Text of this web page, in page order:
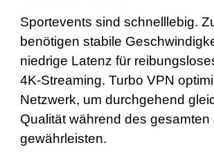
Sportevents sind schnelllebig.
benötigen stabile
niedrige Latenz für
4K-Streaming. Turbo VPN
Netzwerk, um durchgehend
Qualität während des gesamten
gewährleisten.